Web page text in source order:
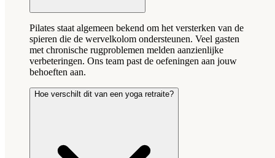
Pilates staat algemeen bekend om het versterken van de
spieren die de wervelkolom ondersteunen. Veel gasten
met chronische rugproblemen melden aanzienlijke
verbeteringen. Ons team past de oefeningen aan jouw
behoeften aan.
Hoe verschilt dit van een yoga retraite?